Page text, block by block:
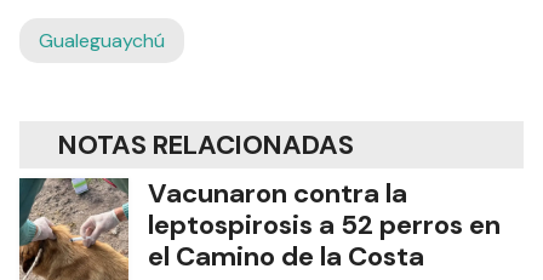
Gualeguaychú
NOTAS RELACIONADAS
Vacunaron contra la
leptospirosis a 52 perros en
el Camino de la Costa